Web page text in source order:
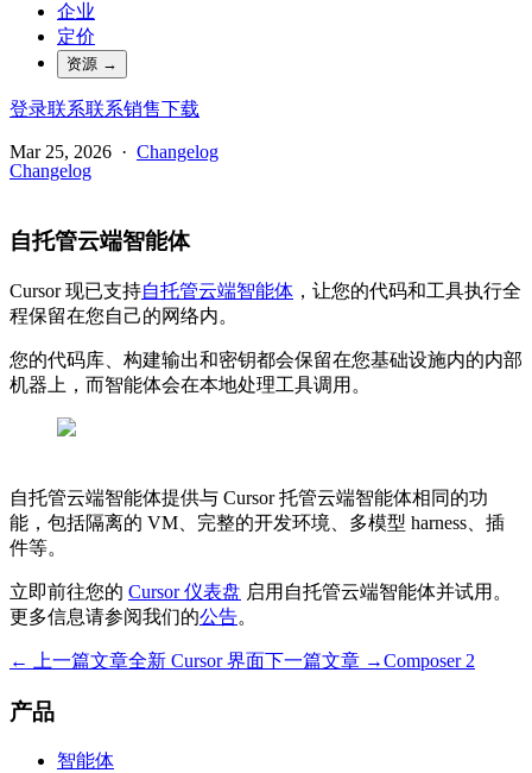
企业
定价
资源 →
登录联系联系销售下载
Mar 25, 2026 · Changelog
Changelog
自托管云端智能体
Cursor 现已支持自托管云端智能体 ，让您的代码和工具执行全
程保留在您自己的网络内。
您的代码库、构建输出和密钥都会保留在您基础设施内的内部
机器上，而智能体会在本地处理工具调用。
自托管云端智能体提供与 Cursor 托管云端智能体相同的功
能，包括隔离的 VM、完整的开发环境、多模型 harness、插
件等。
立即前往您的 Cursor 仪表盘 启用自托管云端智能体并试用。
更多信息请参阅我们的公告。
← 上一篇文章全新 Cursor 界面下一篇文章 →Composer 2
产品
智能体